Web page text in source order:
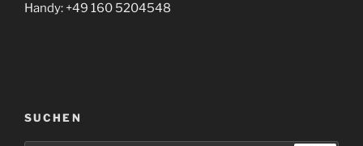
Handy: +49 160 5204548
SUCHEN